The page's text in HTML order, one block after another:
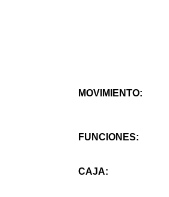
MOVIMIENTO:
FUNCIONES:
CAJA: